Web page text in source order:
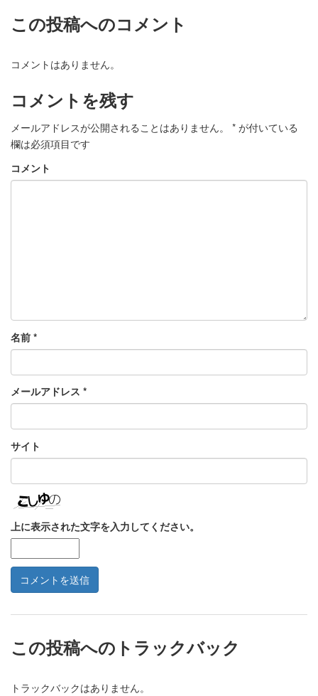
この投稿へのコメント
コメントはありません。
コメントを残す
メールアドレスが公開されることはありません。 * が付いている
欄は必須項目です
コメント
名前 *
メールアドレス *
サイト
上に表示された文字を入力してください。
この投稿へのトラックバック
トラックバックはありません。